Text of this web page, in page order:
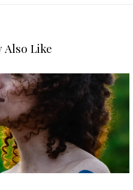
Also Like